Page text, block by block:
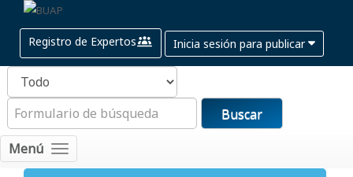
Registro de Expertos Inicia sesión para publicar
Buscar
Menú